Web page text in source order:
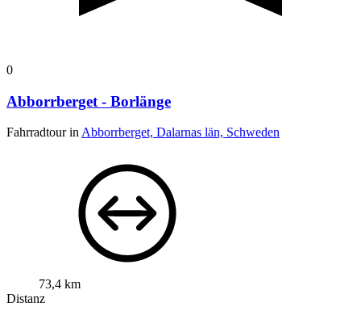
0
Abborrberget - Borlänge
Fahrradtour in Abborrberget, Dalarnas län, Schweden
73,4 km
Distanz